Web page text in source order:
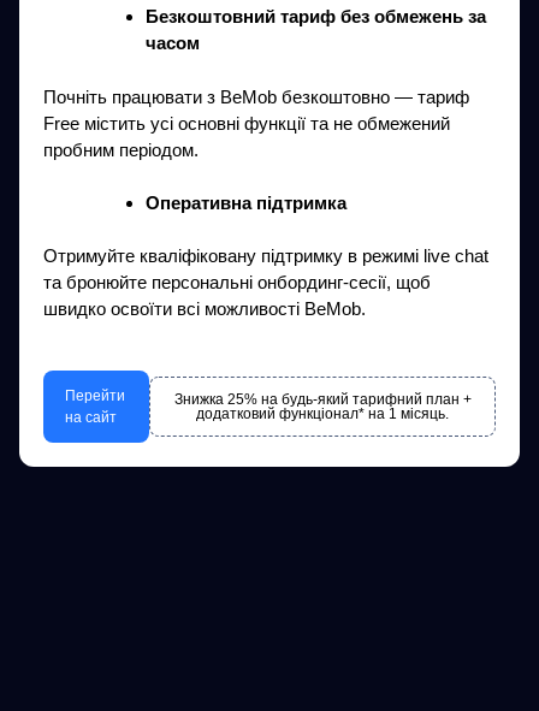
Безкоштовний тариф без обмежень за
часом
Почніть працювати з BeMob безкоштовно — тариф
Free містить усі основні функції та не обмежений
пробним періодом.
Оперативна підтримка
Отримуйте кваліфіковану підтримку в режимі live chat
та бронюйте персональні онбординг-сесії, щоб
швидко освоїти всі можливості BeMob.
Перейти
на сайт
Знижка 25% на будь-який тарифний план +
додатковий функціонал* на 1 місяць.